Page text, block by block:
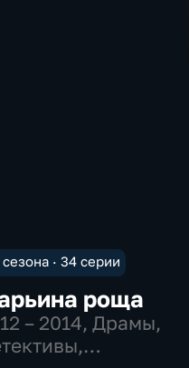
· 34 серии
роща
– 2014, Драмы,